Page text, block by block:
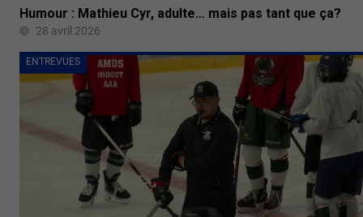
Humour : Mathieu Cyr, adulte… mais pas tant que ça?
28 avril 2026
ENTREVUES